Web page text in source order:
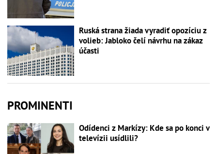
Ruská strana žiada vyradiť opozíciu z
volieb: Jabloko čelí návrhu na zákaz
účasti
PROMINENTI
Odídenci z Markízy: Kde sa po konci v
televízii usídlili?